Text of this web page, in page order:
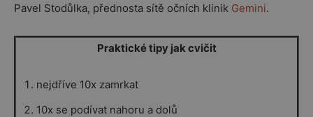
Pavel Stodůlka, přednosta sítě očních klinik Gemini.
Praktické tipy jak cvičit
nejdříve 10x zamrkat
10x se podívat nahoru a dolů